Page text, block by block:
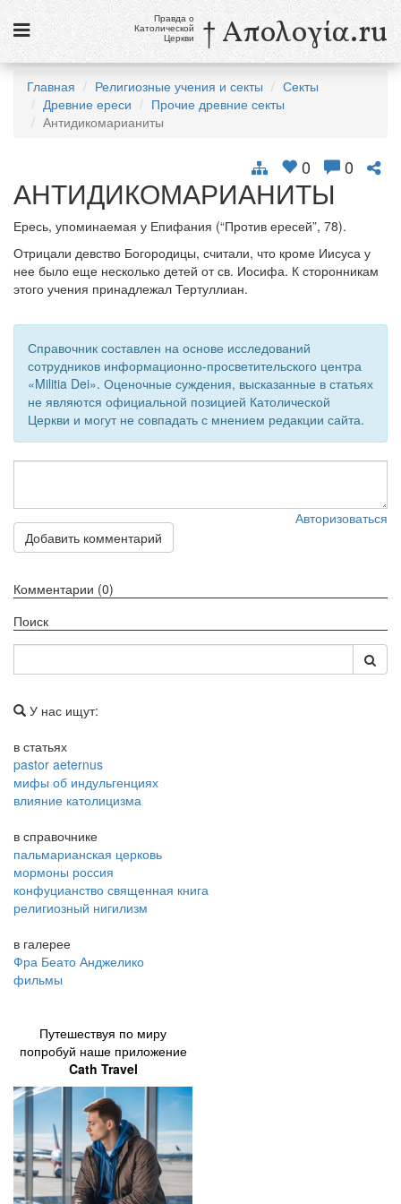
Новости
Галерея
Викторины
Ссылки
Религиозные учения и секты, справочник
Св. Доминик, священник
см. календарь
Обратная связь
mail@apologia.ru
Вход
Правда о
Католической
Церкви † Απολογία.ru
Главная Религиозные учения и секты
Секты
Древние ереси
Прочие древние секты
Антидикомарианиты
0 0
АНТИДИКОМАРИАНИТЫ
Ересь, упоминаемая у Епифания (“Против ересей”, 78).
Отрицали девство Богородицы, считали, что кроме Иисуса у
нее было еще несколько детей от св. Иосифа. К сторонникам
этого учения принадлежал Тертуллиан.
Справочник составлен на основе исследований
сотрудников информационно-просветительского центра
«Militia Dei». Оценочные суждения, высказанные в статьях
не являются официальной позицией Католической
Церкви и могут не совпадать с мнением редакции сайта.
Авторизоваться
Добавить комментарий
Комментарии (0)
Поиск
У нас ищут:
в статьях
pastor aeternus
мифы об индульгенциях
влияние католицизма
в справочнике
пальмарианская церковь
мормоны россия
конфуцианство священная книга
религиозный нигилизм
в галерее
Фра Беато Анджелико
фильмы
Путешествуя по миру
попробуй наше приложение
Cath Travel